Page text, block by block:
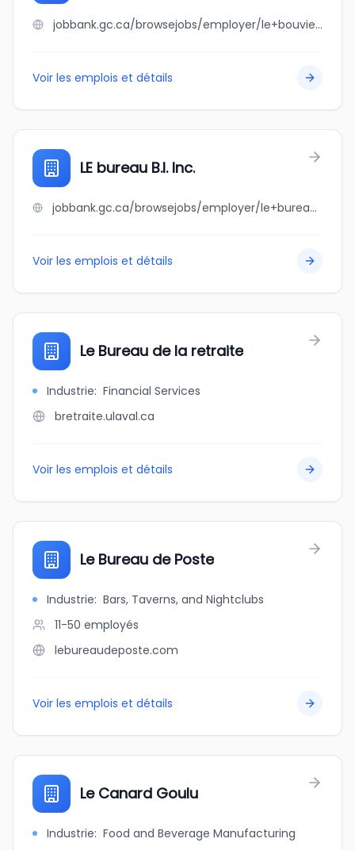
jobbank.gc.ca/browsejobs/employer/le+bouvier+inc./ca
Voir les emplois et détails
LE bureau B.I. Inc.
jobbank.gc.ca/browsejobs/employer/le+bureau+b.i.+inc./ca
Voir les emplois et détails
Le Bureau de la retraite
Industrie: Financial Services
bretraite.ulaval.ca
Voir les emplois et détails
Le Bureau de Poste
Industrie: Bars, Taverns, and Nightclubs
11-50 employés
lebureaudeposte.com
Voir les emplois et détails
Le Canard Goulu
Industrie: Food and Beverage Manufacturing